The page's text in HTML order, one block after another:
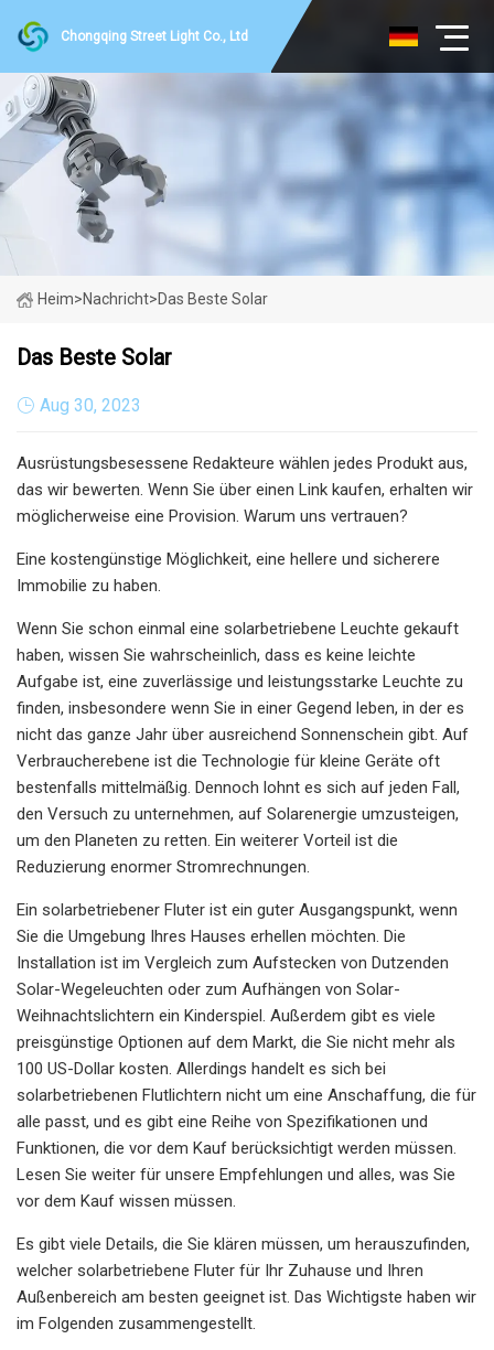
Chongqing Street Light Co., Ltd
Heim>Nachricht>Das Beste Solar
Das Beste Solar
Aug 30, 2023
Ausrüstungsbesessene Redakteure wählen jedes Produkt aus,
das wir bewerten. Wenn Sie über einen Link kaufen, erhalten wir
möglicherweise eine Provision. Warum uns vertrauen?
Eine kostengünstige Möglichkeit, eine hellere und sicherere
Immobilie zu haben.
Wenn Sie schon einmal eine solarbetriebene Leuchte gekauft
haben, wissen Sie wahrscheinlich, dass es keine leichte
Aufgabe ist, eine zuverlässige und leistungsstarke Leuchte zu
finden, insbesondere wenn Sie in einer Gegend leben, in der es
nicht das ganze Jahr über ausreichend Sonnenschein gibt. Auf
Verbraucherebene ist die Technologie für kleine Geräte oft
bestenfalls mittelmäßig. Dennoch lohnt es sich auf jeden Fall,
den Versuch zu unternehmen, auf Solarenergie umzusteigen,
um den Planeten zu retten. Ein weiterer Vorteil ist die
Reduzierung enormer Stromrechnungen.
Ein solarbetriebener Fluter ist ein guter Ausgangspunkt, wenn
Sie die Umgebung Ihres Hauses erhellen möchten. Die
Installation ist im Vergleich zum Aufstecken von Dutzenden
Solar-Wegeleuchten oder zum Aufhängen von Solar-
Weihnachtslichtern ein Kinderspiel. Außerdem gibt es viele
preisgünstige Optionen auf dem Markt, die Sie nicht mehr als
100 US-Dollar kosten. Allerdings handelt es sich bei
solarbetriebenen Flutlichtern nicht um eine Anschaffung, die für
alle passt, und es gibt eine Reihe von Spezifikationen und
Funktionen, die vor dem Kauf berücksichtigt werden müssen.
Lesen Sie weiter für unsere Empfehlungen und alles, was Sie
vor dem Kauf wissen müssen.
Es gibt viele Details, die Sie klären müssen, um herauszufinden,
welcher solarbetriebene Fluter für Ihr Zuhause und Ihren
Außenbereich am besten geeignet ist. Das Wichtigste haben wir
im Folgenden zusammengestellt.